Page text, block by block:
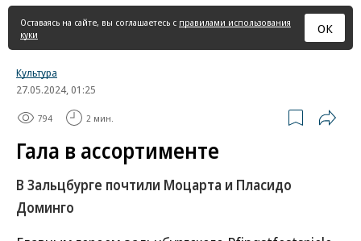
страница
Оставаясь на сайте, вы соглашаетесь с правилами использования
куки
ОК
Культура
27.05.2024, 01:25
794 2 мин.
Гала в ассортименте
В Зальцбурге почтили Моцарта и Пласидо
Доминго